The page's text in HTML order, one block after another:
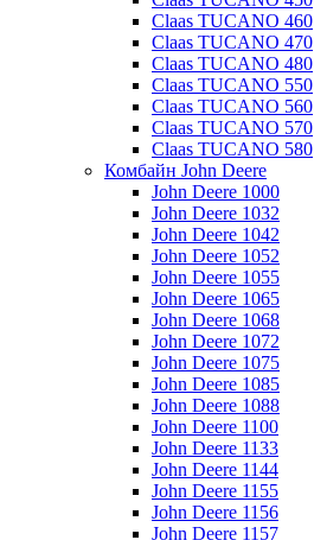
Claas TUCANO 460
Claas TUCANO 470
Claas TUCANO 480
Claas TUCANO 550
Claas TUCANO 560
Claas TUCANO 570
Claas TUCANO 580
Комбайн John Deere
John Deere 1000
John Deere 1032
John Deere 1042
John Deere 1052
John Deere 1055
John Deere 1065
John Deere 1068
John Deere 1072
John Deere 1075
John Deere 1085
John Deere 1088
John Deere 1100
John Deere 1133
John Deere 1144
John Deere 1155
John Deere 1156
John Deere 1157